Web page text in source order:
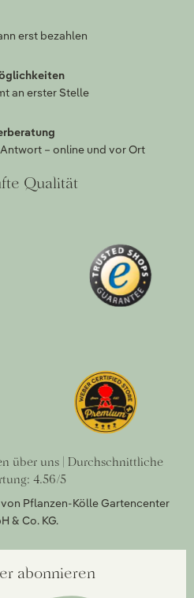
erst bezahlen
an erster Stelle
– online und vor Ort
Qualität
über uns | Durchschnittliche
4.56/5
von Pflanzen-Kölle Gartencenter
& Co. KG.
abonnieren